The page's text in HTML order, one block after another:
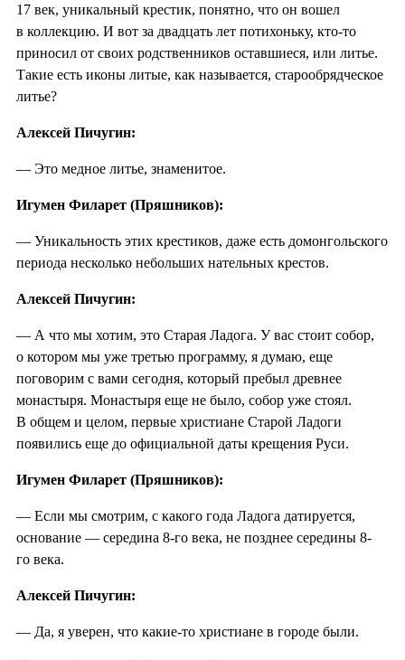
17 век, уникальный крестик, понятно, что он вошел
в коллекцию. И вот за двадцать лет потихоньку, кто-то
приносил от своих родственников оставшиеся, или литье.
Такие есть иконы литые, как называется, старообрядческое
литье?
Алексей Пичугин:
— Это медное литье, знаменитое.
Игумен Филарет (Пряшников):
— Уникальность этих крестиков, даже есть домонгольского
периода несколько небольших нательных крестов.
Алексей Пичугин:
— А что мы хотим, это Старая Ладога. У вас стоит собор,
о котором мы уже третью программу, я думаю, еще
поговорим с вами сегодня, который пребыл древнее
монастыря. Монастыря еще не было, собор уже стоял.
В общем и целом, первые христиане Старой Ладоги
появились еще до официальной даты крещения Руси.
Игумен Филарет (Пряшников):
— Если мы смотрим, с какого года Ладога датируется,
основание — середина 8-го века, не позднее середины 8-
го века.
Алексей Пичугин:
— Да, я уверен, что какие-то христиане в городе были.